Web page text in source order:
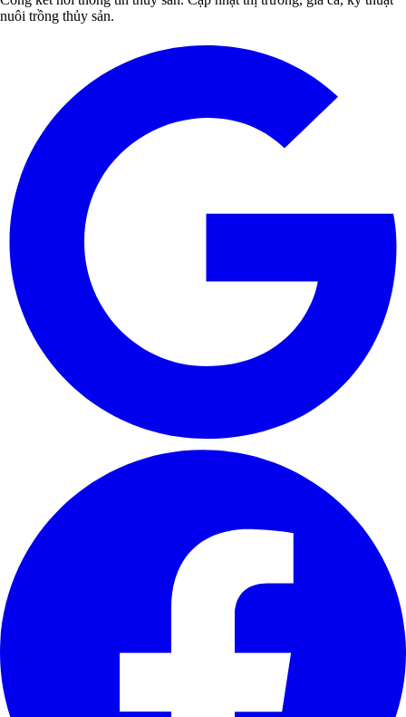
nuôi trồng thủy sản.